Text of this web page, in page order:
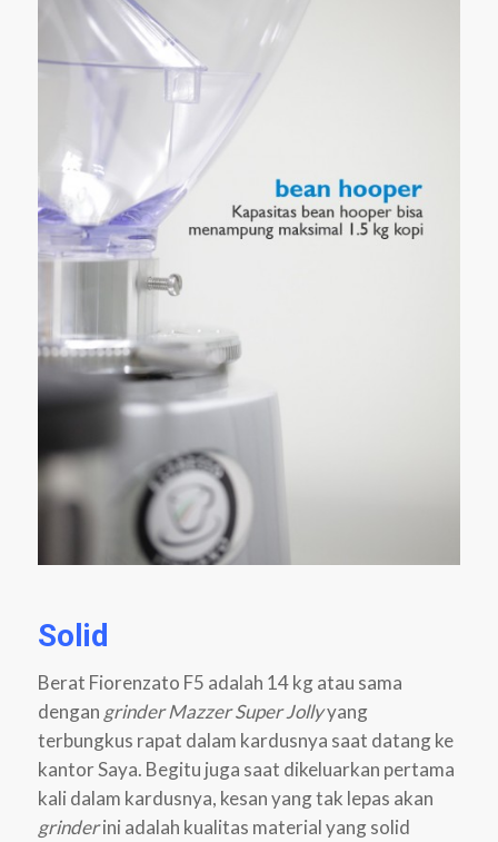
Solid
Berat Fiorenzato F5 adalah 14 kg atau sama
dengan grinder Mazzer Super Jollyyang
terbungkus rapat dalam kardusnya saat datang ke
kantor Saya. Begitu juga saat dikeluarkan pertama
kali dalam kardusnya, kesan yang tak lepas akan
grinderini adalah kualitas material yang solid